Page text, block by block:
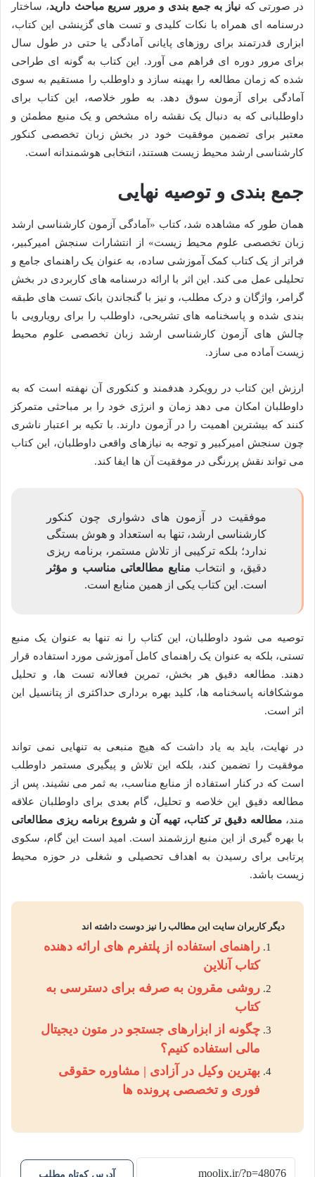
در صورتی که نیاز به جمع بندی و مرور سریع مباحث دارید، ساختار
درسنامه ای همراه با نکات کلیدی و تست های گزینشی این کتاب،
ابزاری قدرتمند برای روزهای پایانی آمادگی یا حتی در طول سال
برای مرور دوره ای فراهم می آورد. این کتاب به گونه ای طراحی
شده که زمان مطالعه را بهینه سازد و داوطلب را مستقیم به سوی
آمادگی برای آزمون سوق دهد. به طور خلاصه، این کتاب برای
داوطلبانی که به دنبال یک نقشه راه مشخص و یک منبع مطمئن و
معتبر برای تضمین موفقیت خود در بخش زبان تخصصی کنکور
کارشناسی ارشد محیط زیست هستند، انتخابی هوشمندانه است.
جمع بندی و توصیه نهایی
همان طور که مشاهده شد، کتاب «آمادگی آزمون کارشناسی ارشد
زبان تخصصی علوم محیط زیست» از انتشارات سنجش امیرکبیر،
فراتر از یک کتاب کمک آموزشی ساده، به عنوان یک راهنمای جامع و
تحلیلی عمل می کند. این اثر با ارائه درسنامه های کاربردی در بخش
گرامر، واژگان و درک مطلب، و نیز با گنجاندن بانک تست های طبقه
بندی شده و پاسخنامه های تشریحی، داوطلب را برای رویارویی با
چالش های آزمون کارشناسی ارشد زبان تخصصی علوم محیط
زیست آماده می سازد.
ارزش این کتاب در رویکرد هدفمند و کنکوری آن نهفته است که به
داوطلبان امکان می دهد زمان و انرژی خود را بر مباحثی متمرکز
کنند که بیشترین اهمیت را در آزمون دارند. با تکیه بر اعتبار ناشری
چون سنجش امیرکبیر و توجه به نیازهای واقعی داوطلبان، این کتاب
می تواند نقش پررنگی در موفقیت آن ها ایفا کند.
موفقیت در آزمون های دشواری چون کنکور
کارشناسی ارشد، تنها به استعداد و هوش بستگی
ندارد؛ بلکه ترکیبی از تلاش مستمر، برنامه ریزی
دقیق، و انتخاب منابع مطالعاتی مناسب و مؤثر
است. این کتاب یکی از همین منابع است.
توصیه می شود داوطلبان، این کتاب را نه تنها به عنوان یک منبع
تستی، بلکه به عنوان یک راهنمای کامل آموزشی مورد استفاده قرار
دهند. مطالعه دقیق هر بخش، تمرین فعالانه تست ها، و تحلیل
موشکافانه پاسخنامه ها، کلید بهره برداری حداکثری از پتانسیل این
اثر است.
در نهایت، باید به یاد داشت که هیچ منبعی به تنهایی نمی تواند
موفقیت را تضمین کند، بلکه این تلاش و پیگیری مستمر داوطلب
است که در کنار استفاده از منابع مناسب، به ثمر می نشیند. پس از
مطالعه دقیق این خلاصه و تحلیل، گام بعدی برای داوطلبان علاقه
مند، مطالعه دقیق تر کتاب، تهیه آن و شروع برنامه ریزی مطالعاتی
با بهره گیری از این منبع ارزشمند است. امید است این گام، سکوی
پرتابی برای رسیدن به اهداف تحصیلی و شغلی در حوزه محیط
زیست باشد.
دیگر کاربران سایت این مطالب را نیز دوست داشته اند
راهنمای استفاده از پلتفرم های ارائه دهنده
کتاب آنلاین
روشی مقرون به صرفه برای دسترسی به
کتاب
چگونه از ابزارهای جستجو در متون دیجیتال
مالی استفاده کنیم؟
بهترین وکیل در آزادی | مشاوره حقوقی
فوری و تخصصی پرونده ها
آدرس کوتاه مطلب